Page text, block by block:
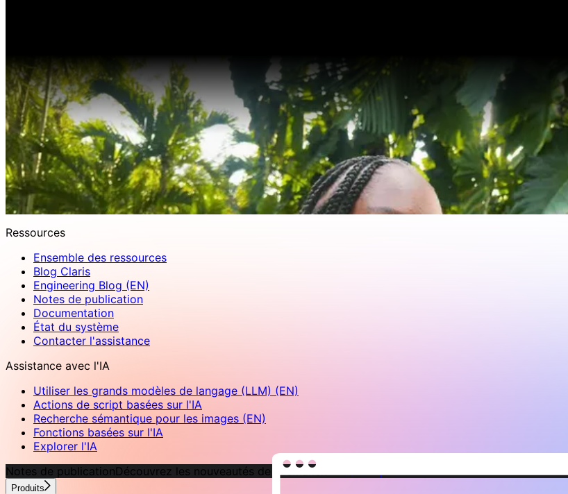
Ressources
Ensemble des ressources
Blog Claris
Engineering Blog (EN)
Notes de publication
Documentation
État du système
Contacter l'assistance
Assistance avec l'IA
Utiliser les grands modèles de langage (LLM) (EN)
Actions de script basées sur l'IA
Recherche sémantique pour les images (EN)
Fonctions basées sur l'IA
Explorer l'IA
Notes de publicationDécouvrez les nouveautés de FileMaker.En savoir plus›
Produits